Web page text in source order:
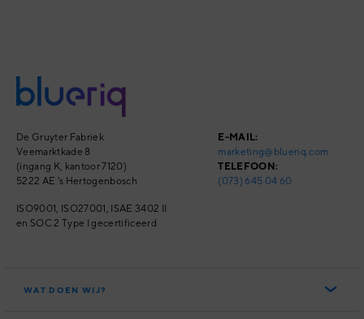
De Gruyter Fabriek
Veemarktkade 8
(ingang K, kantoor 7120)
5222 AE 's Hertogenbosch
ISO9001, ISO27001, ISAE 3402 II
en SOC 2 Type Igecertificeerd
E-MAIL:
marketing@blueriq.com
TELEFOON:
(073) 645 04 60
WAT DOEN WIJ?